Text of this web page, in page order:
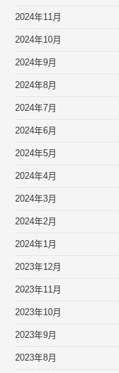
2024年11月
2024年10月
2024年9月
2024年8月
2024年7月
2024年6月
2024年5月
2024年4月
2024年3月
2024年2月
2024年1月
2023年12月
2023年11月
2023年10月
2023年9月
2023年8月